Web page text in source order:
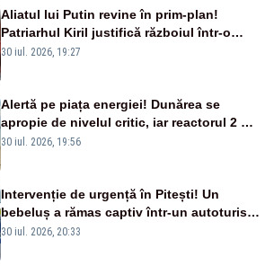
Aliatul lui Putin revine în prim-plan!
Patriarhul Kiril justifică războiul într-o
nouă carte
30 iul. 2026, 19:27
Alertă pe piața energiei! Dunărea se
apropie de nivelul critic, iar reactorul 2 de
la Cernavodă ar putea fi oprit
30 iul. 2026, 19:56
Intervenție de urgență în Pitești! Un
bebeluș a rămas captiv într-un autoturism
din cauza unei defecțiuni
30 iul. 2026, 20:33